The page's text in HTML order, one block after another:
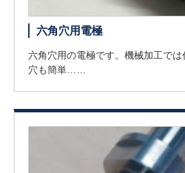
六角穴用電極
六角穴用の電極です。機械加工で
穴も簡単……